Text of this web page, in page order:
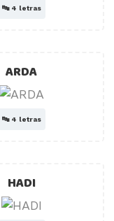
🔤 4 letras
ARDA
🔤 4 letras
HADI